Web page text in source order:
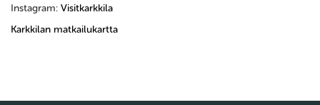
Instagram: Visitkarkkila
Karkkilan matkailukartta